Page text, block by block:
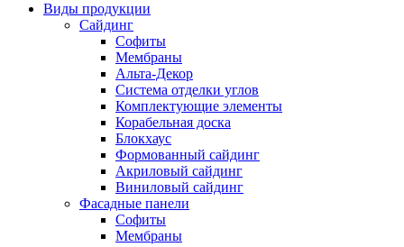
Виды продукции
Сайдинг
Софиты
Мембраны
Альта-Декор
Система отделки углов
Комплектующие элементы
Корабельная доска
Блокхаус
Формованный сайдинг
Акриловый сайдинг
Виниловый сайдинг
Фасадные панели
Софиты
Мембраны